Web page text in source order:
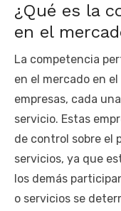
¿Qué es la
en el
La competencia
en el mercado en
empresas, cada
servicio. Estas
de control sobre el
servicios, ya que
los demás
o servicios se